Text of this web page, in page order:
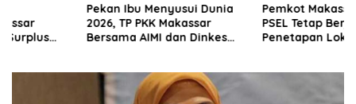
Pekan Ibu Menyusui Dunia
2026, TP PKK Makassar
Bersama AIMI dan Dinkes
Pemkot Makassar Pastikan
PSEL Tetap Berjalan,
Penetapan Lokasi Masih